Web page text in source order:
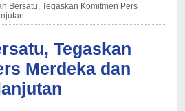
Bersatu, Tegaskan Komitmen Pers
Tegaskan
Merdeka dan